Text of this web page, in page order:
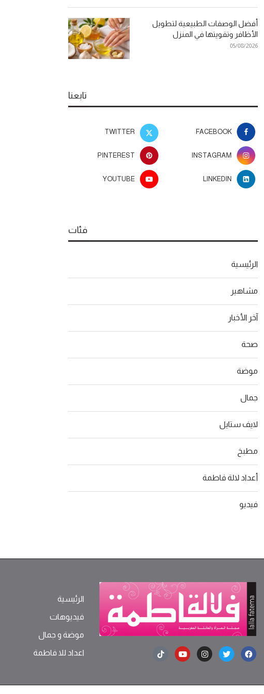
أفضل الوصفات الطبيعية لتطويل
الأظافر وتقويتها في المنزل
05/08/2026
تابعنا
FACEBOOK
TWITTER
INSTAGRAM
PINTEREST
LINKEDIN
YOUTUBE
فئات
الرئيسية
مشاهير
آخر الأخبار
صحة
موضة
جمال
لايف ستايل
مطبخ
أعداد لالة فاطمة
فيديو
الرئيسية
فيديوهات
موضة ‫و‬ ‫‬‫جمال‬
اعداد للا فاطمة